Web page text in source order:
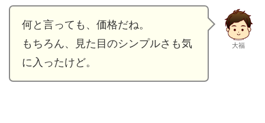
何と言っても、価格だね。
もちろん、見た目のシンプルさも気
に入ったけど。
大福